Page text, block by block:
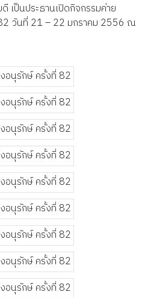
เป็นประธานเปิดกิจกรรมค่าย
วันที่ 21 – 22 มกราคม 2556 ณ